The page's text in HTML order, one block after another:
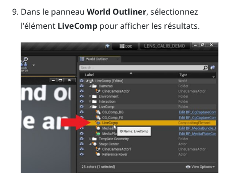
Dans le panneau World Outliner, sélectionnez
l'élément LiveComppour afficher les résultats.